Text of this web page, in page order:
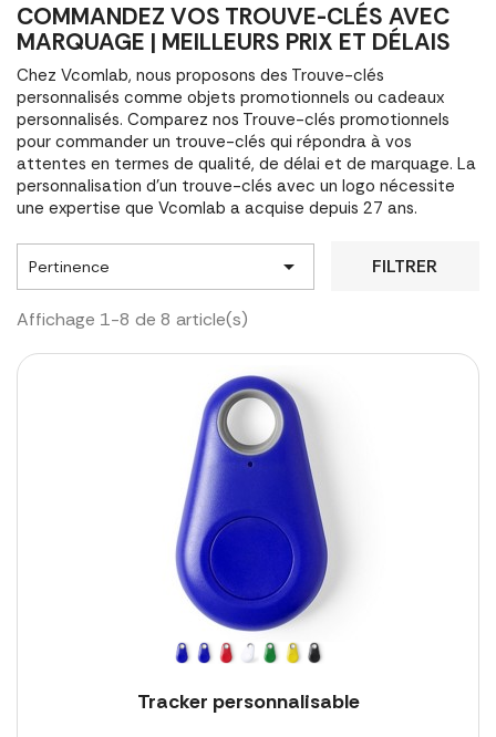
COMMANDEZ VOS TROUVE-CLÉS AVEC
MARQUAGE | MEILLEURS PRIX ET DÉLAIS
Chez Vcomlab, nous proposons des Trouve-clés
personnalisés comme objets promotionnels ou cadeaux
personnalisés. Comparez nos Trouve-clés promotionnels
pour commander un trouve-clés qui répondra à vos
attentes en termes de qualité, de délai et de marquage. La
personnalisation d'un trouve-clés avec un logo nécessite
une expertise que Vcomlab a acquise depuis 27 ans.
Pertinence  FILTRER
Affichage 1-8 de 8 article(s)
Tracker personnalisable